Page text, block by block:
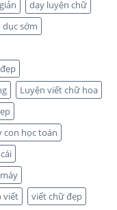
dạy luyện chữ
dục sớm
Luyện viết chữ hoa
con học toán
viết viết chữ đẹp